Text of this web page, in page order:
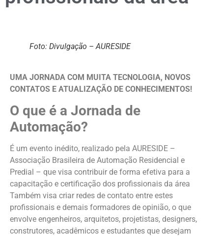
Foto: Divulgação – AURESIDE
UMA JORNADA COM MUITA TECNOLOGIA, NOVOS
CONTATOS E ATUALIZAÇÃO DE CONHECIMENTOS!
O que é a Jornada de
Automação?
É um evento inédito, realizado pela AURESIDE –
Associação Brasileira de Automação Residencial e
Predial – que visa contribuir de forma efetiva para a
capacitação e certificação dos profissionais da área
Também visa criar redes de contato entre estes
profissionais e demais formadores de opinião, o que
envolve engenheiros, arquitetos, projetistas, designers,
construtores, acadêmicos e estudantes que desejam